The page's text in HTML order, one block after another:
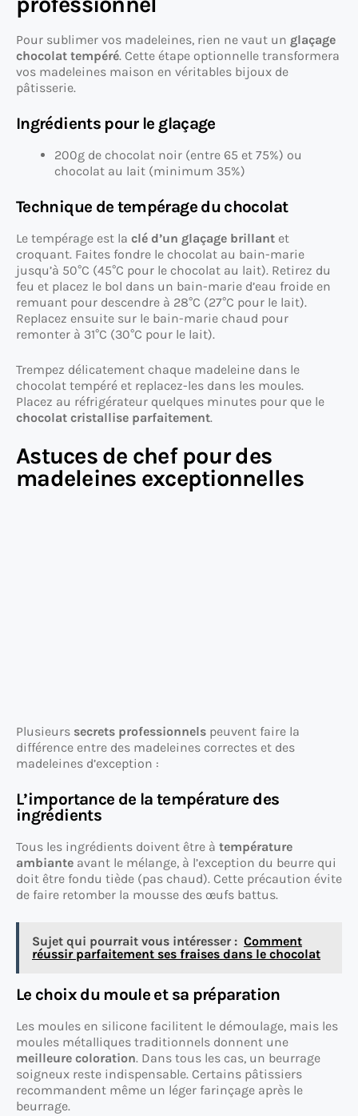
Pour sublimer vos madeleines, rien ne vaut un glaçage
chocolat tempéré. Cette étape optionnelle transformera
vos madeleines maison en véritables bijoux de
pâtisserie.
Ingrédients pour le glaçage
200g de chocolat noir (entre 65 et 75%) ou
chocolat au lait (minimum 35%)
Technique de tempérage du chocolat
Le tempérage est la clé d’un glaçage brillant et
croquant. Faites fondre le chocolat au bain-marie
jusqu’à 50°C (45°C pour le chocolat au lait). Retirez du
feu et placez le bol dans un bain-marie d’eau froide en
remuant pour descendre à 28°C (27°C pour le lait).
Replacez ensuite sur le bain-marie chaud pour
remonter à 31°C (30°C pour le lait).
Trempez délicatement chaque madeleine dans le
chocolat tempéré et replacez-les dans les moules.
Placez au réfrigérateur quelques minutes pour que le
chocolat cristallise parfaitement.
Astuces de chef pour des
madeleines exceptionnelles
Plusieurs secrets professionnels peuvent faire la
différence entre des madeleines correctes et des
madeleines d’exception :
L’importance de la température des
ingrédients
Tous les ingrédients doivent être à température
ambiante avant le mélange, à l’exception du beurre qui
doit être fondu tiède (pas chaud). Cette précaution évite
de faire retomber la mousse des œufs battus.
Sujet qui pourrait vous intéresser : Comment
réussir parfaitement ses fraises dans le chocolat
Le choix du moule et sa préparation
Les moules en silicone facilitent le démoulage, mais les
moules métalliques traditionnels donnent une
meilleure coloration. Dans tous les cas, un beurrage
soigneux reste indispensable. Certains pâtissiers
recommandent même un léger farinçage après le
beurrage.